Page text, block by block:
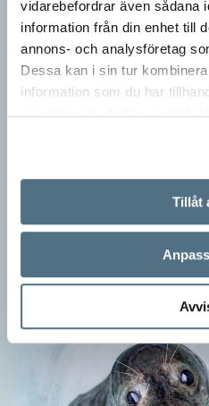
vidarebefordrar även sådana
information från din enhet till
annons- och analysföretag
Dessa kan i sin tur
information som du har
samlat in när du har använt
Tillåt
I boken Om skrivande slår
Katarina Frostenson och
Sigmund Freud,…